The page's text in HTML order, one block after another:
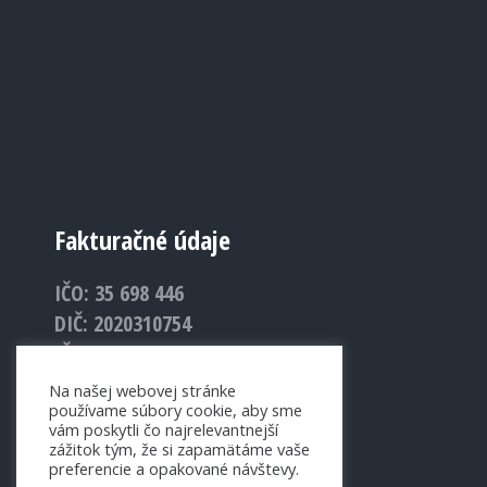
Fakturačné údaje
IČO: 35 698 446
DIČ: 2020310754
IČ DPH: SK2020310754
Na našej webovej stránke
používame súbory cookie, aby sme
vám poskytli čo najrelevantnejší
zážitok tým, že si zapamätáme vaše
preferencie a opakované návštevy.